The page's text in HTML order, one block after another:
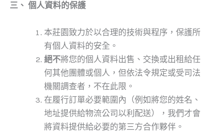
三、 個人資料的保護
本莊園致力於以合理的技術與程序，保護所
有個人資料的安全。
絕不將您的個人資料出售、交換或出租給任
何其他團體或個人，但依法令規定或受司法
機關調查者，不在此限。
在履行訂單必要範圍內（例如將您的姓名、
地址提供給物流公司以利配送），我們才會
將資料提供給必要的第三方合作夥伴。